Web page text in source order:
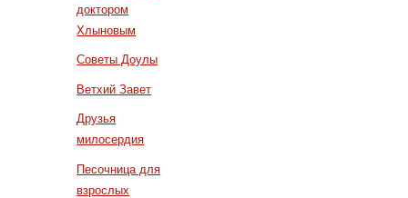
доктором
Хлыновым
Советы Доулы
Ветхий Завет
Друзья
милосердия
Песочница для
взрослых